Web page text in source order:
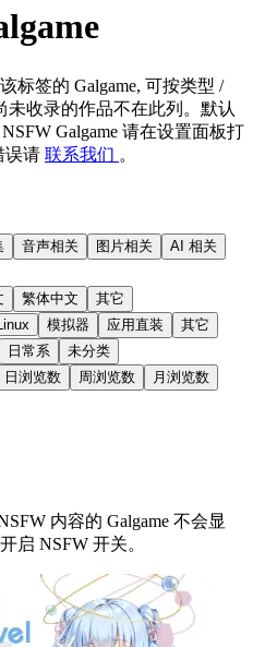
标签的 Galgame, 可按类型 /
未收录的作品不在此列。默认
Galgame 请在设置面板打
误请 联系我们 。
音声相关 图片相关
AI 相关
繁体中文
其它
模拟器 应用直装
其它
日常系
未分类
日浏览数 周浏览数
月浏览数
内容的 Galgame 不会显
启 NSFW 开关。